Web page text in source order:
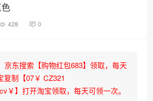
428 0
京东搜索【购物红包683】领取，每天
复制【07￥ CZ321
￥】打开淘宝领取，每天可领一次。